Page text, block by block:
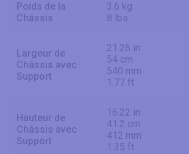
Poids de la
Châssis
3.6 kg
8 lbs
Largeur de
Châssis avec
Support
21.26 in
54 cm
540 mm
1.77 ft
Hauteur de
Châssis avec
Support
16.22 in
41.2 cm
412 mm
1.35 ft